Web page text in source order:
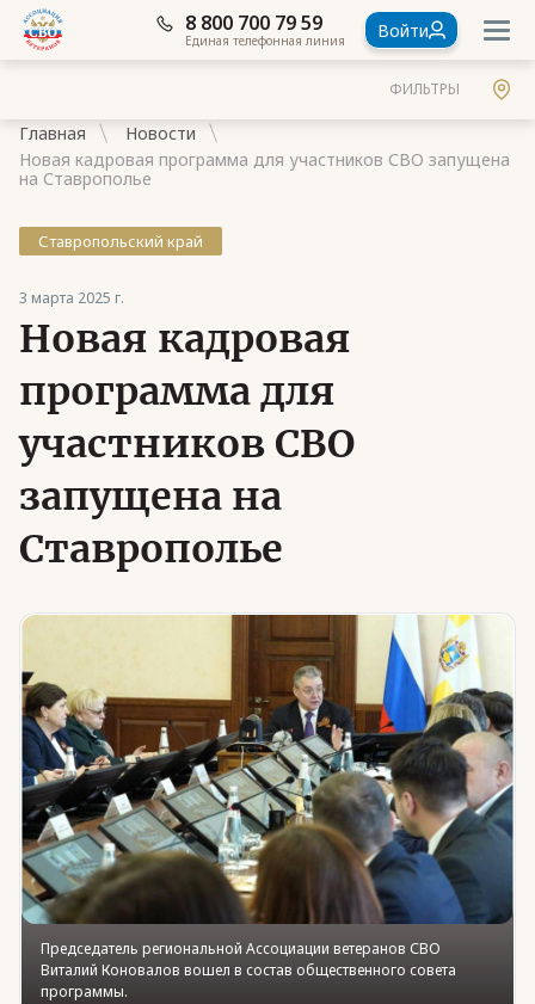
8 800 700 79 59
Единая телефонная линия Войти
ФИЛЬТРЫ
Главная
Новости
Новая кадровая программа для участников СВО запущена
на Ставрополье
Ставропольский край
3 марта 2025 г.
Новая кадровая
программа для
участников СВО
запущена на
Ставрополье
Председатель региональной Ассоциации ветеранов СВО
Виталий Коновалов вошел в состав общественного совета
программы.
Контакты
Стать членом Ассоциации ветеранов СВО
Ассоциация в субъектах России
Частые вопросы
Юридическая помощь
Региональные меры поддержки